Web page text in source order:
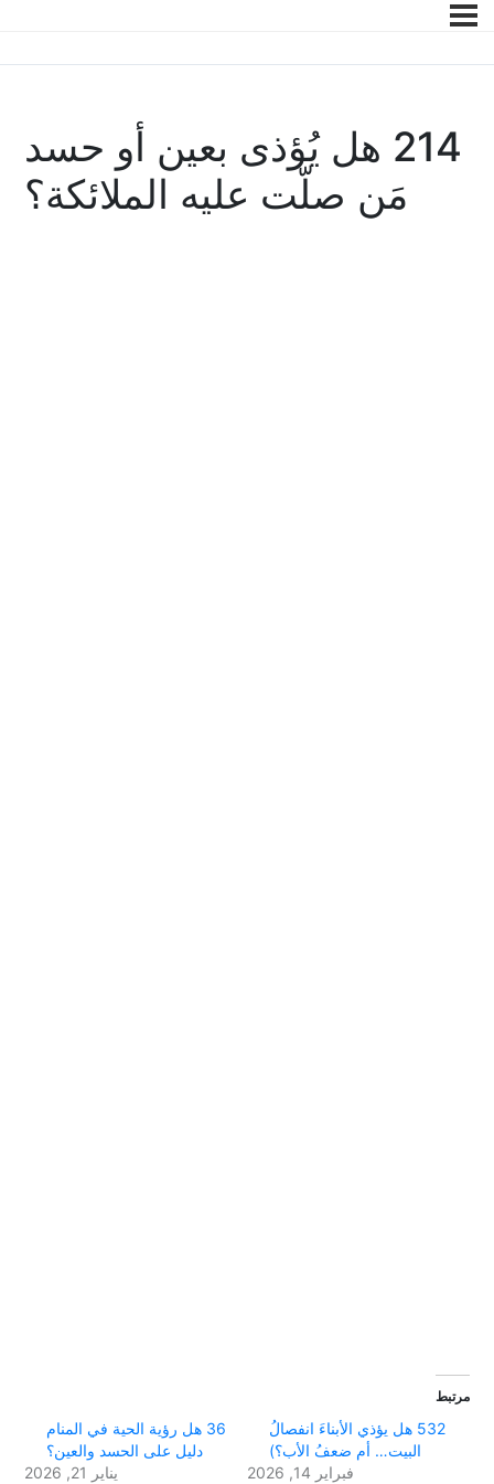
214 هل يُؤذى بعين أو حسد
مَن صلّت عليه الملائكة؟
مرتبط
532 هل يؤذي الأبناءَ انفصالُ
البيت… أم ضعفُ الأب؟)
فبراير 14, 2026
36 هل رؤية الحية في المنام
دليل على الحسد والعين؟
يناير 21, 2026